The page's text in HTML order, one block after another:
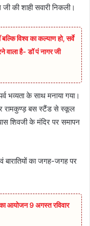
की शाही सवारी निकली।
विश्व का कल्याण हो, सर्वे
वाला है- डॉ पं नागर जी
भव्यता के साथ मनाया गया।
रामकुण्ड़ बस स्टैंड से स्कूल
शिवजी के मंदिर पर समापन
बारातियों का जगह-जगह पर
का आयोजन 9 अगस्त रविवार